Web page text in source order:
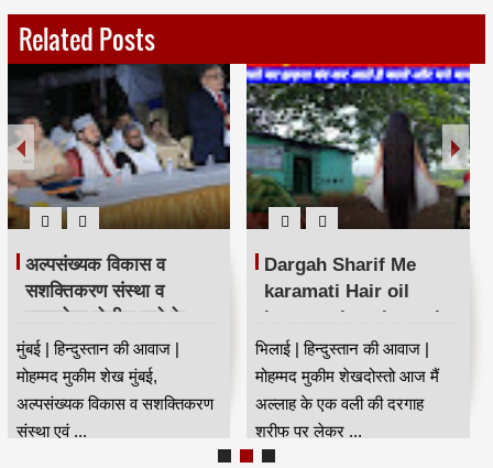
Related Posts
अल्पसंख्यक विकास व
सशक्तिकरण संस्था व
घाटकोपर पोलीस ठाणे के
संयुक्त तत्वावधान में नशा
मुक्ति अभियान
मुंबई | हिन्दुस्तान की आवाज |
मोहम्मद मुकीम शेख मुंबई,
अल्पसंख्यक विकास व सशक्तिकरण
संस्था एवं ...
Dargah Sharif Me
karamati Hair oil
karamat jaan kar sab
hairan | दरगाह शरीफ में
करामाती बालो का तेल😍
भिलाई | हिन्दुस्तान की आवाज |
मोहम्मद मुकीम शेखदोस्तो आज मैं
अल्लाह के एक वली की दरगाह
शरीफ पर लेकर ...